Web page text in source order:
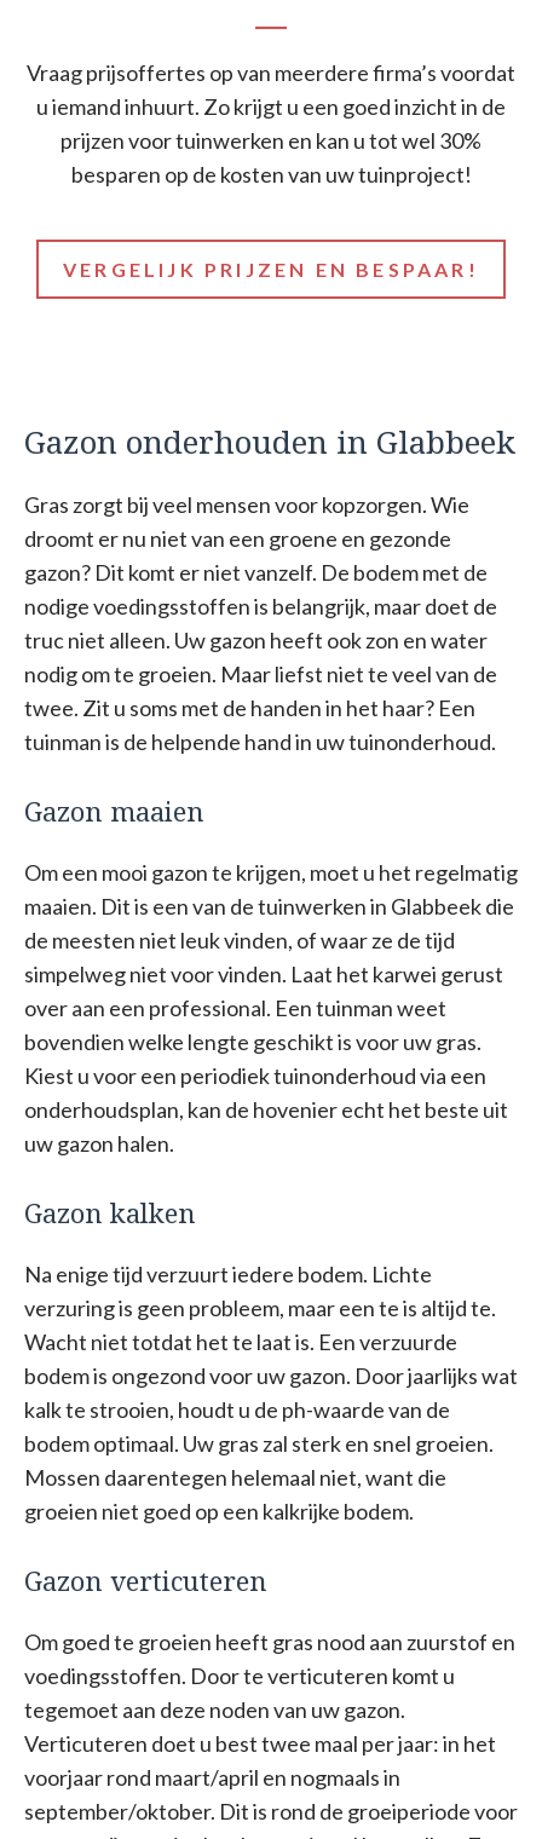
Vraag prijsoffertes op van meerdere firma’s voordat
u iemand inhuurt. Zo krijgt u een goed inzicht in de
prijzen voor tuinwerken en kan u tot wel 30%
besparen op de kosten van uw tuinproject!
VERGELIJK PRIJZEN EN BESPAAR!
Gazon onderhouden in Glabbeek
Gras zorgt bij veel mensen voor kopzorgen. Wie
droomt er nu niet van een groene en gezonde
gazon? Dit komt er niet vanzelf. De bodem met de
nodige voedingsstoffen is belangrijk, maar doet de
truc niet alleen. Uw gazon heeft ook zon en water
nodig om te groeien. Maar liefst niet te veel van de
twee. Zit u soms met de handen in het haar? Een
tuinman is de helpende hand in uw tuinonderhoud.
Gazon maaien
Om een mooi gazon te krijgen, moet u het regelmatig
maaien. Dit is een van de tuinwerken in Glabbeek die
de meesten niet leuk vinden, of waar ze de tijd
simpelweg niet voor vinden. Laat het karwei gerust
over aan een professional. Een tuinman weet
bovendien welke lengte geschikt is voor uw gras.
Kiest u voor een periodiek tuinonderhoud via een
onderhoudsplan, kan de hovenier echt het beste uit
uw gazon halen.
Gazon kalken
Na enige tijd verzuurt iedere bodem. Lichte
verzuring is geen probleem, maar een te is altijd te.
Wacht niet totdat het te laat is. Een verzuurde
bodem is ongezond voor uw gazon. Door jaarlijks wat
kalk te strooien, houdt u de ph-waarde van de
bodem optimaal. Uw gras zal sterk en snel groeien.
Mossen daarentegen helemaal niet, want die
groeien niet goed op een kalkrijke bodem.
Gazon verticuteren
Om goed te groeien heeft gras nood aan zuurstof en
voedingsstoffen. Door te verticuteren komt u
tegemoet aan deze noden van uw gazon.
Verticuteren doet u best twee maal per jaar: in het
voorjaar rond maart/april en nogmaals in
september/oktober. Dit is rond de groeiperiode voor